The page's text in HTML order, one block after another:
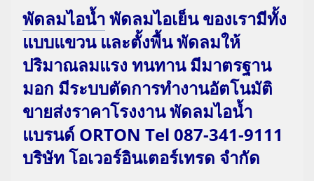
พัดลมไอน้ำพัดลมไอเย็น ของเรามีทั้ง
แบบแขวน และตั้งพื้น พัดลมให้
ปริมาณลมแรง ทนทาน มีมาตรฐาน
มอก มีระบบตัดการทำงานอัตโนมัติ
ขายส่งราคาโรงงาน พัดลมไอน้ำ
แบรนด์ ORTON Tel 087-341-9111
บริษัท โอเวอร์อินเตอร์เทรด จำกัด